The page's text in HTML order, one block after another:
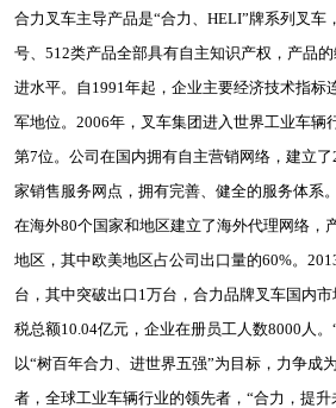
合力叉车主导产品是“合力、HELI”牌系列叉车
号、512类产品全部具有自主知识产权，产品
进水平。自1991年起，企业主要经济技术指标
军地位。2006年，叉车集团进入世界工业车辆
第7位。公司在国内拥有自主营销网络，建立
家销售服务网点，拥有完善、健全的服务体系。
在海外80个国家和地区建立了海外代理网络，
地区，其中欧美地区占公司出口量的60%。
台，其中突破出口1万台，合力品牌叉车国内
税总额10.04亿元，企业在册员工人数8000人
以“树百年合力、进世界五强”为目标，力争成
者，全球工业车辆行业的领先者，“合力，提升